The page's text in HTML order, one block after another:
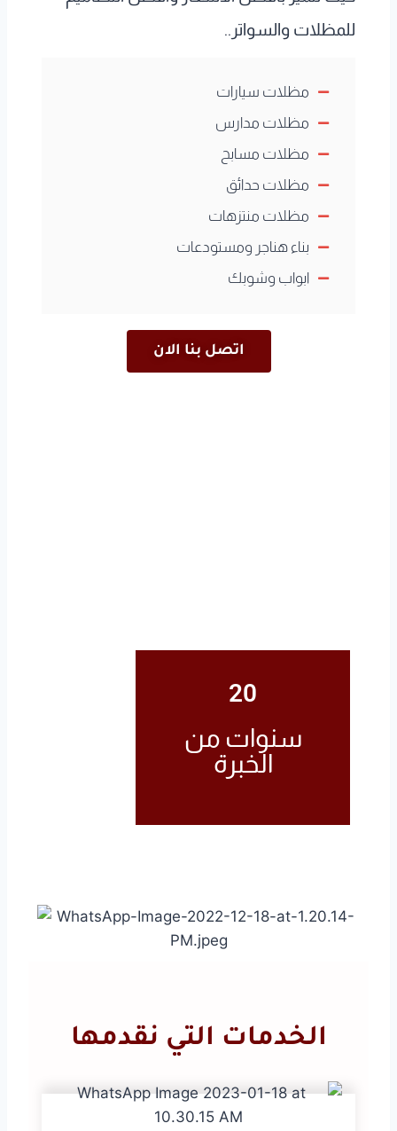
20
سنوات من
الخبرة
للمظلات والسواتر..
مظلات سيارات
مظلات مدارس
مظلات مسابح
مظلات حدائق
مظلات منتزهات
بناء هناجر ومستودعات
ابواب وشوبك
اتصل بنا الان
الخدمات التي نقدمها